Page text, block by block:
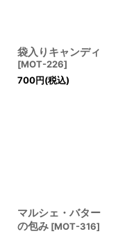
袋入りキャンディ
[MOT-226]
700円(税込)
マルシェ・バター
の包み [MOT-316]